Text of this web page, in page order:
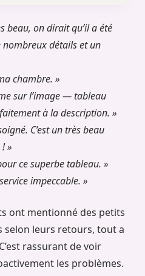
beau, on dirait qu’il a été
détails et un
chambre. »
sur l’image — tableau
à la description. »
C’est un très beau
»
ce superbe tableau. »
impeccable. »
ont mentionné des petits
selon leurs retours, tout a
rassurant de voir
les problèmes.